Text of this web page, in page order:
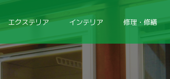
エクステリア インテリア 修理・修繕